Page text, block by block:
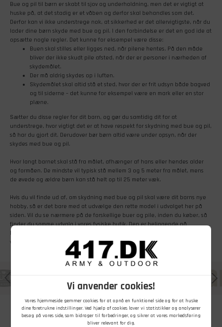
Vi anvender cookies!
Vores hjemmeside gemmer cookies for at opnå en funktionel side og for at huske
dine foretrukne indstillinger. Ved hjælp af cookies laver vi statistikker og analyserer
besøg på vores side, som bidrager til forbedringer, og sikrer at vores markedsføring
bliver relevant for dig.
Bue og pil til børn er skabt til sjov og underholdning, men det er vigtigt at
huske på, at det stadig er et våben og derfor skal behandles som det.
Derfor kan vi ikke understrege nok, at sikkerhed er det allervigtigste, når du
lader dine børn skyde med bue og pil. I den forbindelse er det en god ide at
opsætte nogle regler. Det kunne for eksempel være disse:
Buen skal stilles eller ligges ned, når pilene hentes. På den måde
bliver der ikke skudt pile afsted, når der er personer i nærheden af
skydemålet.
Der må aldrig skydes op i luften.
Skydemålet skal altid stå et sted, hvor der er frit udsyn både bagved
og til siderne – det kunne for eksempel være en mark eller en stor
plæne.
Sætter du disse regler for dit barn, og gør du samtidig dit for at
understrege, hvor vigtigt det er at have respekt for skydning med bue og pil,
så har du gjort dit. Derudover bør børn altid være under opsyn, når der
skydes med bue og pil.
Hvor langt barnet skal stå fra målet, afhænger af hans eller hendes alder
og formåen. De mindste vil typisk stå mellem 3 og 5 meter fra målet, mens
de øvede og ældre børn kan stå helt op til 25 meter væk.
Hvis du vil finde ud af, om skydning med bue og pil skal være dit barns nye
hobby, så er det bare med at udvælge den rette model i udvalget her på
siden. Vil du se nærmere på de forskellige buer og pile, inden du køber, så
finder du samme udvalg i vores fysiske butik. Den er beliggende på
Mercurvej 2, 8983 Gjerlev J. Køb bue og pil til børn hos 417.dk, og du kan
være sikker på, at kvaliteten er i orden.